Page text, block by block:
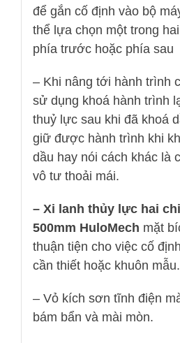
để gắn cố định vào bộ
thể lựa chọn một trong
phía trước hoặc phía sau
– Khi nâng tới hành trình
sử dụng khoá hành trình
thuỷ lực sau khi đã khoá
giữ được hành trình khi
dầu hay nói cách khác là
vô tư thoải mái.
– Xi lanh thủy lực hai
500mm HuloMech mặt
thuận tiện cho việc cố
cần thiết hoặc khuôn mẫu.
– Vỏ kích sơn tĩnh điện
bám bẩn và mài mòn.